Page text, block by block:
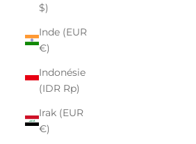
$)
Inde (EUR
€)
Indonésie
(IDR Rp)
Irak (EUR
€)